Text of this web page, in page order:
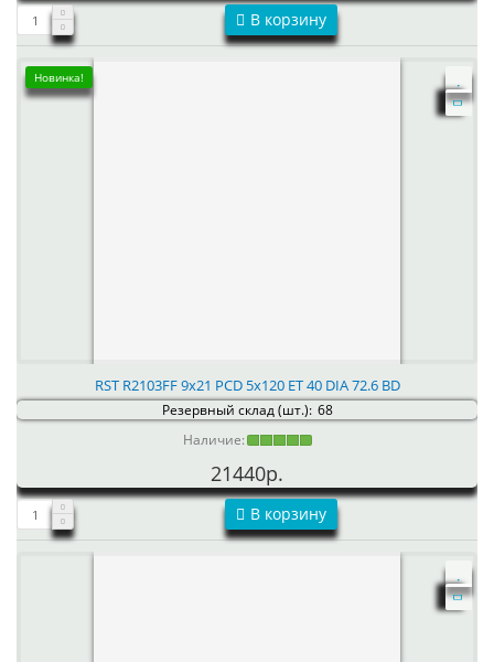
В корзину
Новинка!
RST R2103FF 9x21 PCD 5x120 ET 40 DIA 72.6 BD
Резервный склад (шт.): 68
Наличие:
21440р.
В корзину